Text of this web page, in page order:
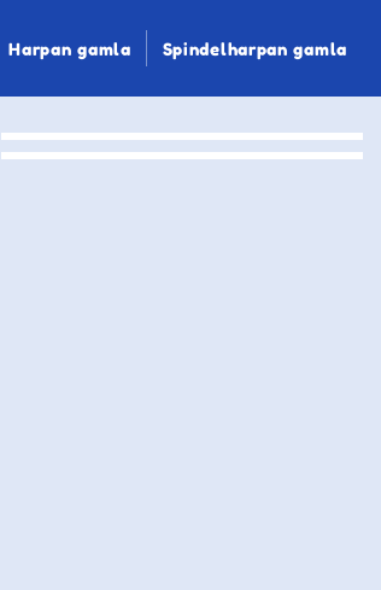
Harpan gamla Spindelharpan gamla